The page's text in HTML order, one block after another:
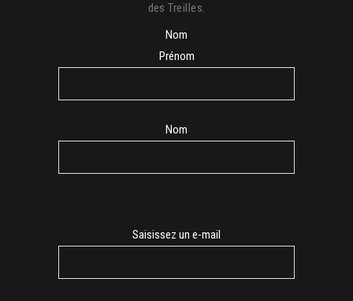
des Treilles.
Nom
Prénom
Nom
Saisissez un e-mail